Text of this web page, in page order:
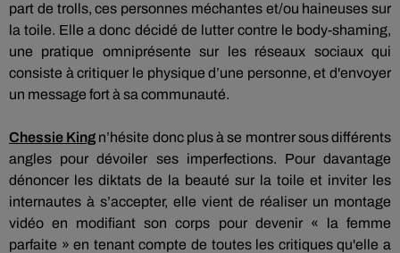
part de trolls, ces personnes méchantes et/ou haineuses sur
la toile. Elle a donc décidé de lutter contre le body-shaming,
une pratique omniprésente sur les réseaux sociaux qui
consiste à critiquer le physique d’une personne, et d'envoyer
un message fort à sa communauté.
Chessie King n’hésite donc plus à se montrer sous différents
angles pour dévoiler ses imperfections.
Pour davantage
dénoncer les diktats de la beauté sur la toile et inviter les
internautes à s’accepter, elle vient de réaliser un montage
vidéo en modifiant son corps pour devenir « la femme
parfaite » en tenant compte de toutes les critiques qu'elle a